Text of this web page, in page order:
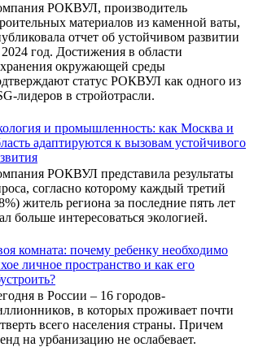
РОКВУЛ, производитель
материалов из каменной ваты,
отчет об устойчивом развитии
2024 год. Достижения в области
окружающей среды
статус РОКВУЛ как одного из
лидеров в стройотрасли.
и промышленность: как Москва и
адаптируются к вызовам устойчивого
РОКВУЛ представила результаты
согласно которому каждый третий
житель региона за последние пять лет
больше интересоваться экологией.
комната: почему ребенку необходимо
личное пространство и как его
в России – 16 городов-
в которых проживает почти
всего населения страны. Причем
на урбанизацию не ослабевает.